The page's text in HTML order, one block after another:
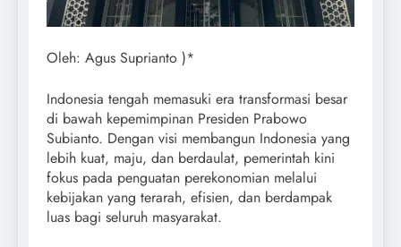
Oleh: Agus Suprianto )*
Indonesia tengah memasuki era transformasi besar
di bawah kepemimpinan Presiden Prabowo
Subianto. Dengan visi membangun Indonesia yang
lebih kuat, maju, dan berdaulat, pemerintah kini
fokus pada penguatan perekonomian melalui
kebijakan yang terarah, efisien, dan berdampak
luas bagi seluruh masyarakat.